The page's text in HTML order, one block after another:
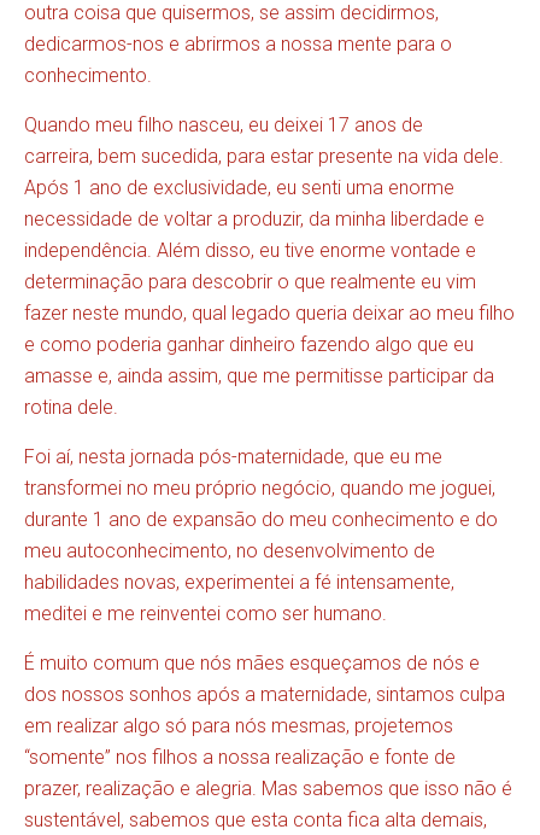
outra coisa que quisermos, se assim decidirmos,
dedicarmos-nos e abrirmos a nossa mente para o
conhecimento.
Quando meu filho nasceu, eu deixei 17 anos de
carreira, bem sucedida, para estar presente na vida dele.
Após 1 ano de exclusividade, eu senti uma enorme
necessidade de voltar a produzir, da minha liberdade e
independência. Além disso, eu tive enorme vontade e
determinação para descobrir o que realmente eu vim
fazer neste mundo, qual legado queria deixar ao meu filho
e como poderia ganhar dinheiro fazendo algo que eu
amasse e, ainda assim, que me permitisse participar da
rotina dele.
Foi aí, nesta jornada pós-maternidade, que eu me
transformei no meu próprio negócio, quando me joguei,
durante 1 ano de expansão do meu conhecimento e do
meu autoconhecimento, no desenvolvimento de
habilidades novas, experimentei a fé intensamente,
meditei e me reinventei como ser humano.
É muito comum que nós mães esqueçamos de nós e
dos nossos sonhos após a maternidade, sintamos culpa
em realizar algo só para nós mesmas, projetemos
“somente” nos filhos a nossa realização e fonte de
prazer, realização e alegria. Mas sabemos que isso não é
sustentável, sabemos que esta conta fica alta demais,